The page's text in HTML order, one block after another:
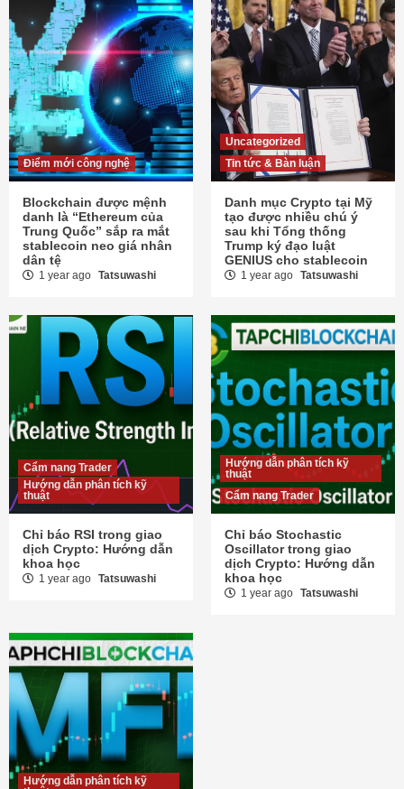
Điểm mới công nghệ
Blockchain được mệnh
danh là “Ethereum của
Trung Quốc” sắp ra mắt
stablecoin neo giá nhân
dân tệ
1 year ago Tatsuwashi
Uncategorized
Tin tức & Bàn luận
Danh mục Crypto tại Mỹ
tạo được nhiều chú ý
sau khi Tổng thống
Trump ký đạo luật
GENIUS cho stablecoin
1 year ago Tatsuwashi
Cẩm nang Trader
Hướng dẫn phân tích kỹ
thuật
Chỉ báo RSI trong giao
dịch Crypto: Hướng dẫn
khoa học
1 year ago Tatsuwashi
Hướng dẫn phân tích kỹ
thuật
Cẩm nang Trader
Chỉ báo Stochastic
Oscillator trong giao
dịch Crypto: Hướng dẫn
khoa học
1 year ago Tatsuwashi
Hướng dẫn phân tích kỹ